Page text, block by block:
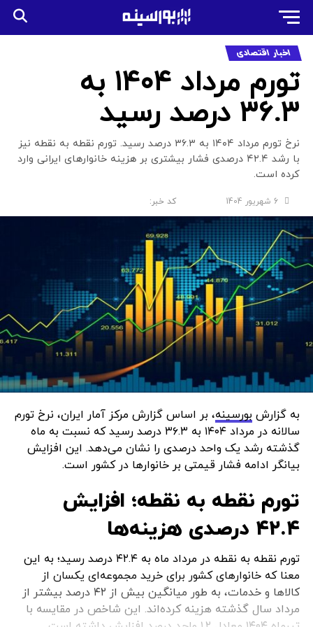
اخبار اقتصادی
تورم مرداد ۱۴۰۴ به
۳۶.۳ درصد رسید
نرخ تورم مرداد ۱۴۰۴ به ۳۶.۳ درصد رسید. تورم نقطه به نقطه نیز
با رشد ۴۲.۴ درصدی فشار بیشتری بر هزینه خانوارهای ایرانی وارد
کرده است.
6 شهریور 1404
به گزارش بورسینه، بر اساس گزارش مرکز آمار ایران، نرخ تورم
سالانه در مرداد ۱۴۰۴ به ۳۶.۳ درصد رسید که نسبت به ماه
گذشته رشد یک واحد درصدی را نشان می‌دهد. این افزایش
بیانگر ادامه فشار قیمتی بر خانوارها در کشور است.
تورم نقطه به نقطه؛ افزایش
۴۲.۴ درصدی هزینه‌ها
تورم نقطه به نقطه در مرداد ماه به ۴۲.۴ درصد رسید؛ به این
معنا که خانوارهای کشور برای خرید مجموعه‌ای یکسان از
کالاها و خدمات، به طور میانگین بیش از ۴۲ درصد بیشتر از
مرداد سال گذشته هزینه کرده‌اند. این شاخص در مقایسه با